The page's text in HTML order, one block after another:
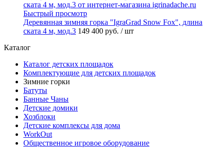
Быстрый просмотр
Деревянная зимняя горка "IgraGrad Snow Fox", длина
ската 4 м, мод.3 149 400 руб. / шт
Каталог
Каталог детских площадок
Комплектующие для детских площадок
Зимние горки
Батуты
Банные Чаны
Детские домики
Хозблоки
Детские комплексы для дома
WorkOut
Общественное игровое оборудование